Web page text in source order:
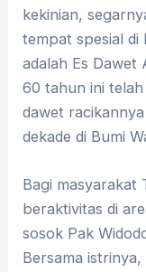
kekinian,
tempat spesial di
adalah Es Dawet
60 tahun ini
dawet
dekade di Bumi
Bagi masyarakat
beraktivitas di
sosok Pak
Bersama